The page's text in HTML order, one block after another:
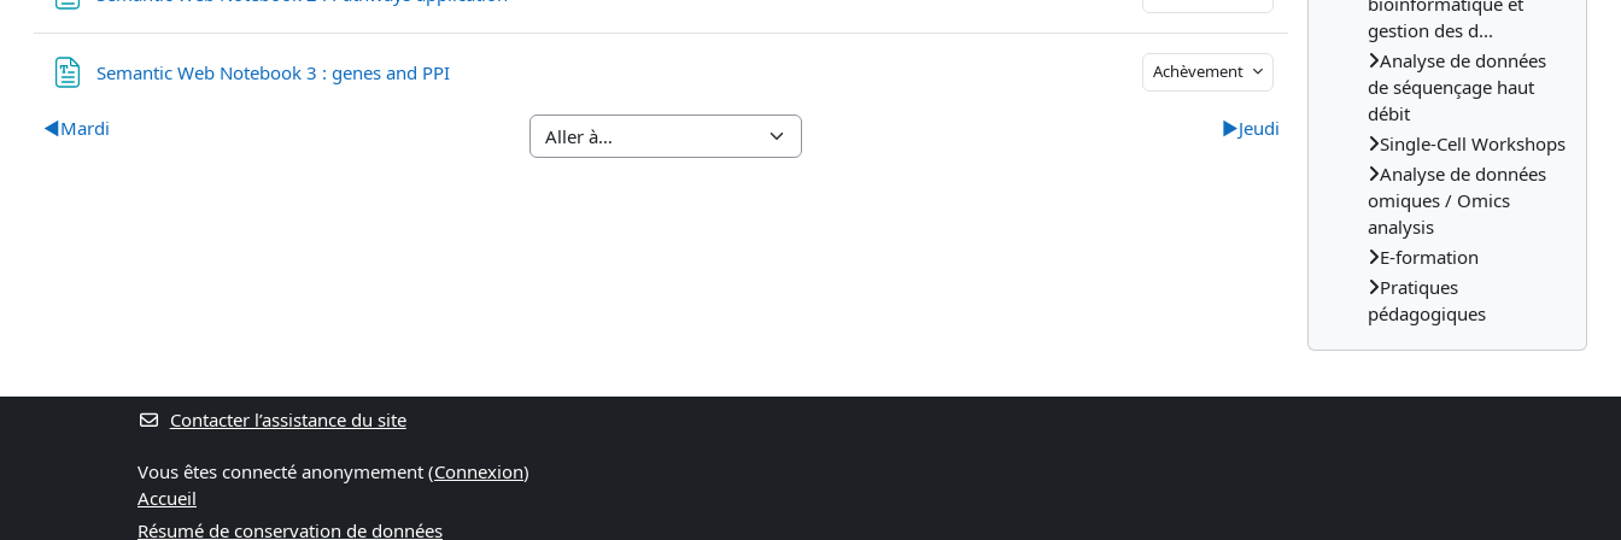
Semantic Web Notebook 3 : genes and PPI Achèvement
◀︎Mardi ▶︎Jeudi
gestion des d...
Analyse de données
de séquençage haut
débit
Single-Cell Workshops
Analyse de données
omiques / Omics
analysis
E-formation
Pratiques
pédagogiques
Contacter l’assistance du site
Vous êtes connecté anonymement (Connexion)
Accueil
Résumé de conservation de données